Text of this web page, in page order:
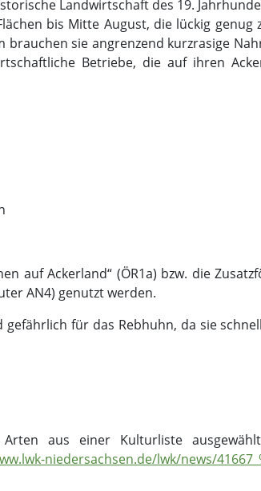
Landwirtschaft des 19.
bis Mitte August, die lückig genug
sie angrenzend kurzrasige
Betriebe, die auf ihren
auf Ackerland“ (ÖR1a) bzw. die
AN4) genutzt werden.
für das Rebhuhn, da sie
aus einer Kulturliste
niedersachsen.de/lwk/news/